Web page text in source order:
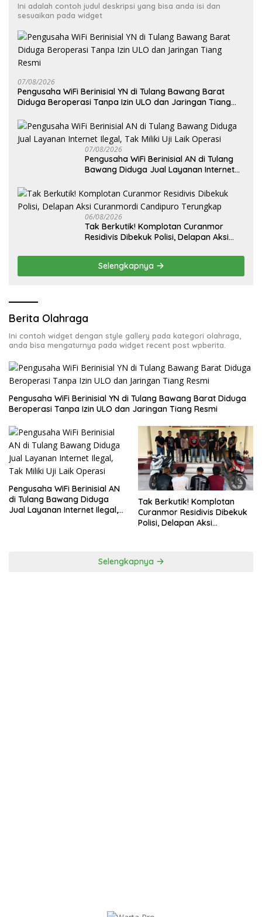
Ini adalah contoh judul deskripsi yang bisa anda isi dan
sesuaikan pada widget
07/08/2026
Pengusaha WiFi Berinisial YN di Tulang Bawang Barat
Diduga Beroperasi Tanpa Izin ULO dan Jaringan Tiang
07/08/2026
Pengusaha WiFi Berinisial AN di Tulang
Bawang Diduga Jual Layanan Internet
06/08/2026
Tak Berkutik! Komplotan Curanmor
Residivis Dibekuk Polisi, Delapan Aksi
Selengkapnya
Berita Olahraga
Ini contoh widget dengan style gallery pada kategori olahraga,
anda bisa mengaturnya pada widget recent post wpberita.
Pengusaha WiFi Berinisial YN di Tulang Bawang Barat Diduga
Beroperasi Tanpa Izin ULO dan Jaringan Tiang Resmi
Pengusaha WiFi Berinisial AN
di Tulang Bawang Diduga
Jual Layanan Internet Ilegal,
Tak Berkutik! Komplotan
Curanmor Residivis Dibekuk
Polisi, Delapan Aksi
Selengkapnya